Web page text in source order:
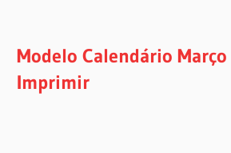
Modelo Calendário
Imprimir